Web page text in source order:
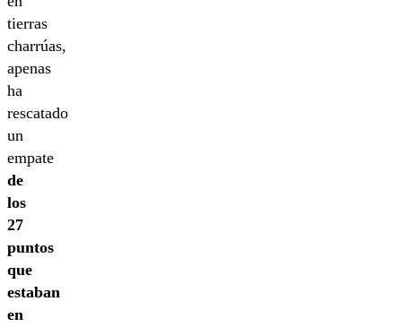
tierras
charrúas,
apenas
ha
rescatado
un
empate
de
los
27
puntos
que
estaban
en